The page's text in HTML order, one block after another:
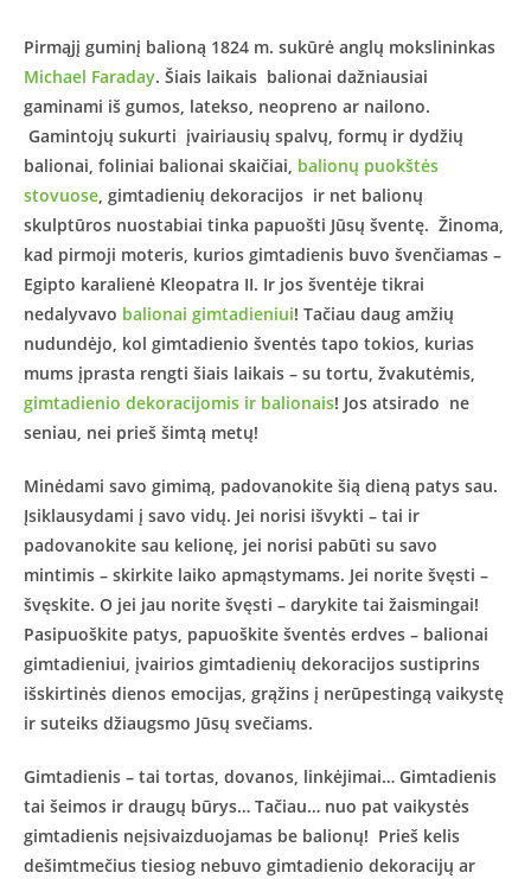
Pirmąjį guminį balioną 1824 m. sukūrė anglų mokslininkas
Michael Faraday. Šiais laikais balionai dažniausiai
gaminami iš gumos, latekso, neopreno ar nailono.
Gamintojų sukurti įvairiausių spalvų, formų ir dydžių
balionai, foliniai balionai skaičiai, balionų puokštės
stovuose , gimtadienių dekoracijos ir net balionų
skulptūros nuostabiai tinka papuošti Jūsų šventę. Žinoma,
kad pirmoji moteris, kurios gimtadienis buvo švenčiamas –
Egipto karalienė Kleopatra II. Ir jos šventėje tikrai
nedalyvavo balionai gimtadieniui! Tačiau daug amžių
nudundėjo, kol gimtadienio šventės tapo tokios, kurias
mums įprasta rengti šiais laikais – su tortu, žvakutėmis,
gimtadienio dekoracijomis ir balionais! Jos atsirado ne
seniau, nei prieš šimtą metų!
Minėdami savo gimimą, padovanokite šią dieną patys sau.
Įsiklausydami į savo vidų. Jei norisi išvykti – tai ir
padovanokite sau kelionę, jei norisi pabūti su savo
mintimis – skirkite laiko apmąstymams. Jei norite švęsti –
švęskite. O jei jau norite švęsti – darykite tai žaismingai!
Pasipuoškite patys, papuoškite šventės erdves – balionai
gimtadieniui, įvairios gimtadienių dekoracijos sustiprins
išskirtinės dienos emocijas, grąžins į nerūpestingą vaikystę
ir suteiks džiaugsmo Jūsų svečiams.
Gimtadienis – tai tortas, dovanos, linkėjimai… Gimtadienis
tai šeimos ir draugų būrys… Tačiau… nuo pat vaikystės
gimtadienis neįsivaizduojamas be balionų! Prieš kelis
dešimtmečius tiesiog nebuvo gimtadienio dekoracijų ar